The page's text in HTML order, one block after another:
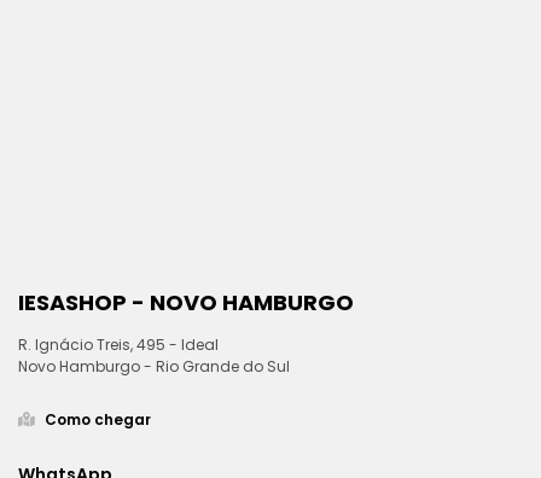
IESASHOP - NOVO HAMBURGO
R. Ignácio Treis, 495 - Ideal
Novo Hamburgo - Rio Grande do Sul
Como chegar